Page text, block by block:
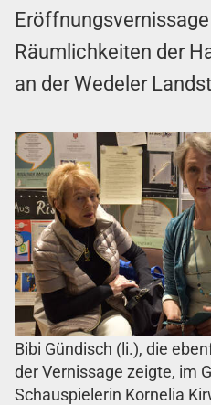
Räumlichkeiten der
an der Wedeler
Bibi Gündisch (li.), die
der Vernissage zeigte, im
Schauspielerin Kornelia